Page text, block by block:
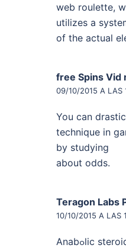
web roulette,
utilizes a
of the actual
free Spins Vid
09/10/2015 A LAS
You can
technique in
by studying
about odds.
Teragon Labs
10/10/2015 A LAS
Anabߋlic steroids, nevertheless, could